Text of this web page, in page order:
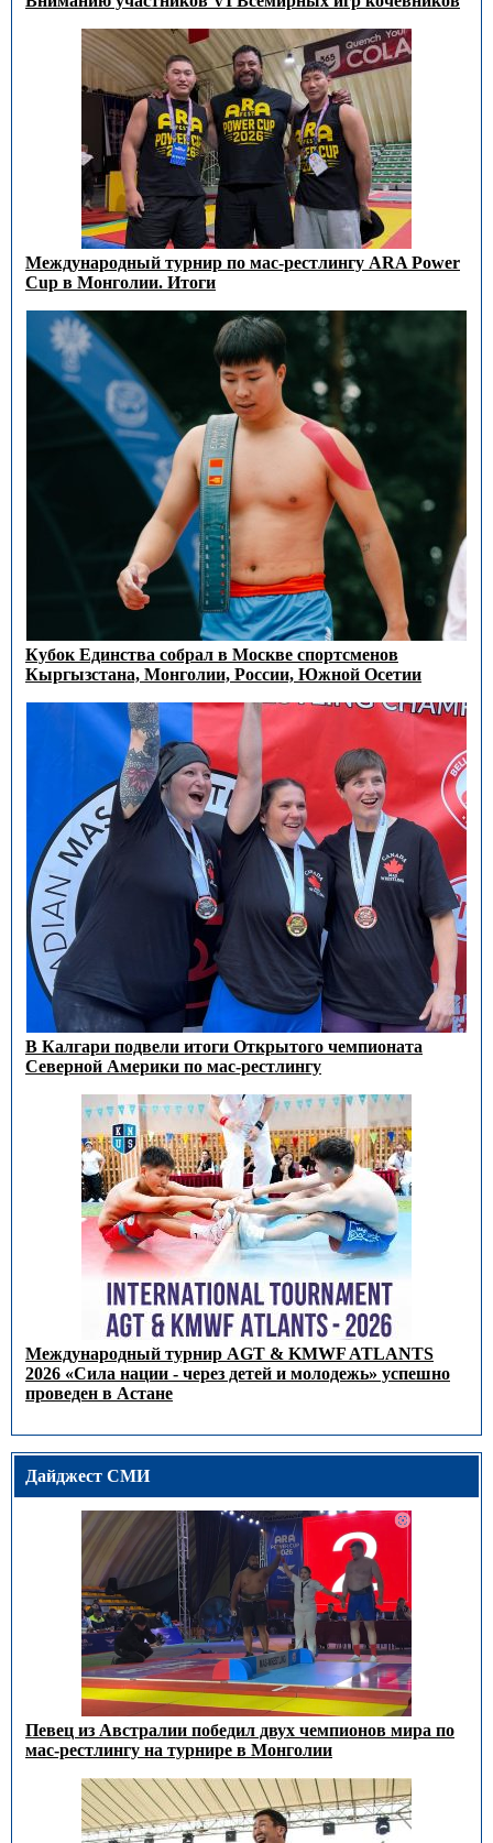
Международный турнир по мас-рестлингу ARA Power
Cup в Монголии. Итоги
Кубок Единства собрал в Москве спортсменов
Кыргызстана, Монголии, России, Южной Осетии
В Калгари подвели итоги Открытого чемпионата
Северной Америки по мас-рестлингу
Международный турнир AGT & KMWF ATLANTS
2026 «Сила нации - через детей и молодежь» успешно
проведен в Астане
Дайджест СМИ
Певец из Австралии победил двух чемпионов мира по
мас-рестлингу на турнире в Монголии